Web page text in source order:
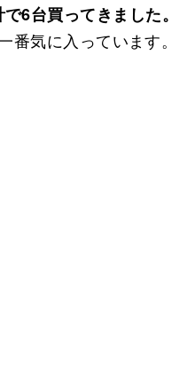
6台買ってきました。
気に入っています。